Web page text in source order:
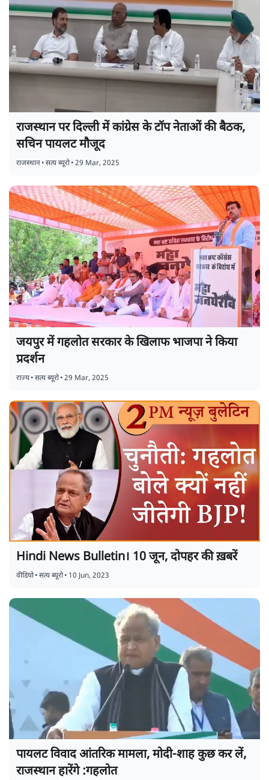
राजस्थान पर दिल्ली में कांग्रेस के टॉप नेताओं की बैठक,
सचिन पायलट मौजूद
राजस्थान•सत्य ब्यूरो•29 Mar, 2025
जयपुर में गहलोत सरकार के खिलाफ भाजपा ने किया
प्रदर्शन
राज्य•सत्य ब्यूरो•29 Mar, 2025
Hindi News Bulletin। 10 जून, दोपहर की ख़बरें
वीडियो•सत्य ब्यूरो• 10 Jun, 2023
पायलट विवाद आंतरिक मामला, मोदी-शाह कुछ कर लें,
राजस्थान हारेंगे :गहलोत